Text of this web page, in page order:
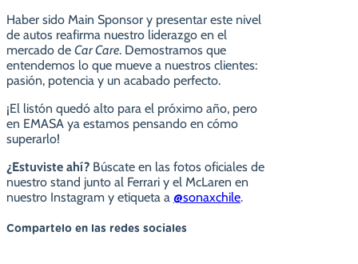
Haber sido Main Sponsor y presentar este nivel
de autos reafirma nuestro liderazgo en el
mercado de Car Care. Demostramos que
entendemos lo que mueve a nuestros clientes:
pasión, potencia y un acabado perfecto.
¡El listón quedó alto para el próximo año, pero
en EMASA ya estamos pensando en cómo
superarlo!
¿Estuviste ahí? Búscate en las fotos oficiales de
nuestro stand junto al Ferrari y el McLaren en
nuestro Instagram y etiqueta a @sonaxchile.
Compartelo en las redes sociales